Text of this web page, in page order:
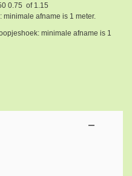
0.75 of 1.15
afname is 1 meter.
minimale afname is 1